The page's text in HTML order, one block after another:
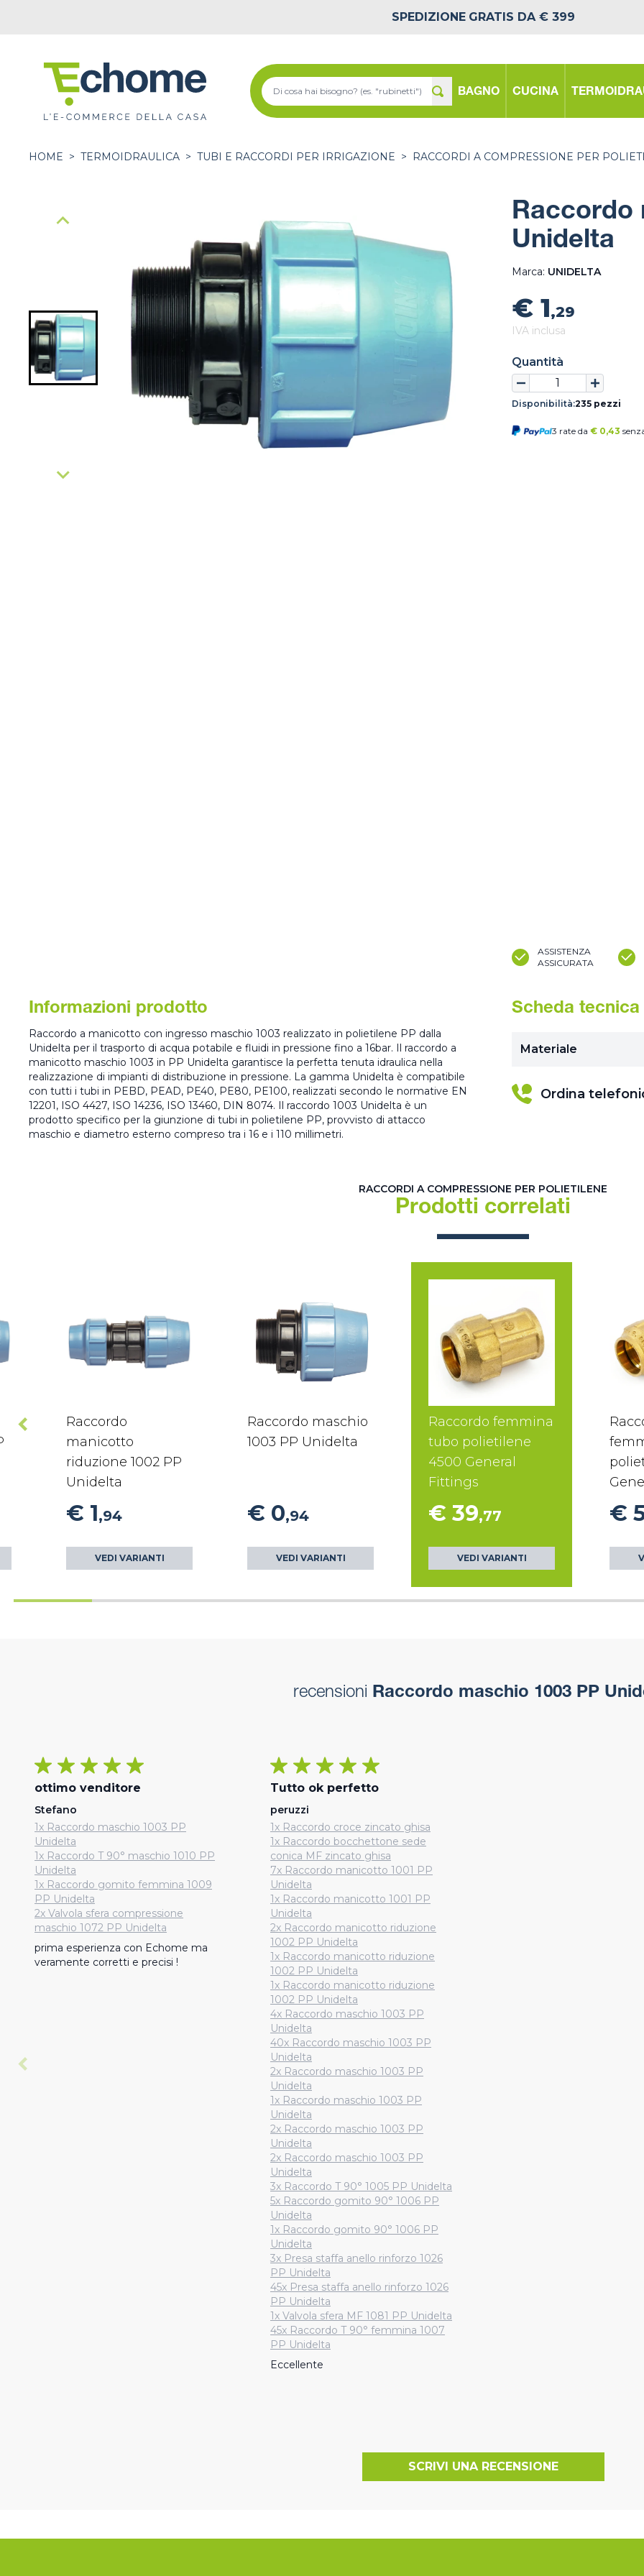
SPEDIZIONE GRATIS DA € 399
BAGNO CUCINA
HOME > TERMOIDRAULICA > TUBI E RACCORDI PER IRRIGAZIONE > RACCORDI A COMPRESSIONE PER
Raccordo
Unidelta
Marca: UNIDELTA
€ 1,29
IVA inclusa
Quantità
Disponibilità:235 pezzi
3 rate da € 0,43
ASSISTENZA
ASSICURATA
Informazioni prodotto
Raccordo a manicotto con ingresso maschio 1003 realizzato in polietilene PP dalla
Unidelta per il trasporto di acqua potabile e fluidi in pressione fino a 16bar. Il raccordo a
manicotto maschio 1003 in PP Unidelta garantisce la perfetta tenuta idraulica nella
realizzazione di impianti di distribuzione in pressione. La gamma Unidelta è compatibile
con tutti i tubi in PEBD, PEAD, PE40, PE80, PE100, realizzati secondo le normative EN
12201, ISO 4427, ISO 14236, ISO 13460, DIN 8074. Il raccordo 1003 Unidelta è un
prodotto specifico per la giunzione di tubi in polietilene PP, provvisto di attacco
maschio e diametro esterno compreso tra i 16 e i 110 millimetri.
Scheda tecnica
Materiale
Ordina
RACCORDI A COMPRESSIONE PER POLIETILENE
Prodotti correlati
Raccordo
manicotto
riduzione 1002 PP
Unidelta
€ 1,94
VEDI VARIANTI
Raccordo maschio
1003 PP Unidelta
€ 0,94
VEDI VARIANTI
Raccordo femmina
tubo polietilene
4500 General
Fittings
€ 39,77
VEDI VARIANTI
€
recensioni Raccordo maschio 1003 PP
ottimo venditore
Stefano
1x Raccordo maschio 1003 PP
Unidelta
1x Raccordo T 90° maschio 1010 PP
Unidelta
1x Raccordo gomito femmina 1009
PP Unidelta
2x Valvola sfera compressione
maschio 1072 PP Unidelta
prima esperienza con Echome ma
veramente corretti e precisi !
Tutto ok perfetto
peruzzi
1x Raccordo croce zincato ghisa
1x Raccordo bocchettone sede
conica MF zincato ghisa
7x Raccordo manicotto 1001 PP
Unidelta
1x Raccordo manicotto 1001 PP
Unidelta
2x Raccordo manicotto riduzione
1002 PP Unidelta
1x Raccordo manicotto riduzione
1002 PP Unidelta
1x Raccordo manicotto riduzione
1002 PP Unidelta
4x Raccordo maschio 1003 PP
Unidelta
40x Raccordo maschio 1003 PP
Unidelta
2x Raccordo maschio 1003 PP
Unidelta
1x Raccordo maschio 1003 PP
Unidelta
2x Raccordo maschio 1003 PP
Unidelta
2x Raccordo maschio 1003 PP
Unidelta
3x Raccordo T 90° 1005 PP Unidelta
5x Raccordo gomito 90° 1006 PP
Unidelta
1x Raccordo gomito 90° 1006 PP
Unidelta
3x Presa staffa anello rinforzo 1026
PP Unidelta
45x Presa staffa anello rinforzo 1026
PP Unidelta
1x Valvola sfera MF 1081 PP Unidelta
45x Raccordo T 90° femmina 1007
PP Unidelta
Eccellente
SCRIVI UNA RECENSIONE